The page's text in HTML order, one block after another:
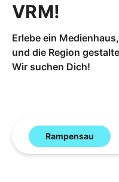
VRM!
Erlebe ein
und die Region
Wir suchen Dich!
Rampensau